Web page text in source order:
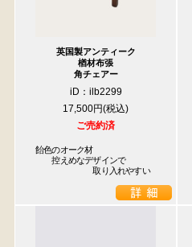
英国製アンティーク
楢材布張
角チェアー
iD：ilb2299
17,500円
ご売約済
飴色のオーク材
控えめなデザインで
取り入れやすい